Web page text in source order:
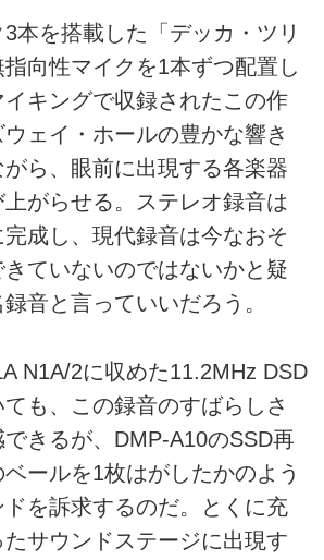
本を搭載した「デッカ・ツリ
向性マイクを1本ずつ配置し
キングで収録されたこの作
ェイ・ホールの豊かな響き
ら、眼前に出現する各楽器
がらせる。ステレオ録音は
成し、現代録音は今なおそ
ていないのではないかと疑
音と言っていいだろう。
N1A/2に収めた11.2MHz DSD
も、この録音のすばらしさ
きるが、DMP-A10のSSD再
ールを1枚はがしたかのよう
を訴求するのだ。とくに充
サウンドステージに出現す